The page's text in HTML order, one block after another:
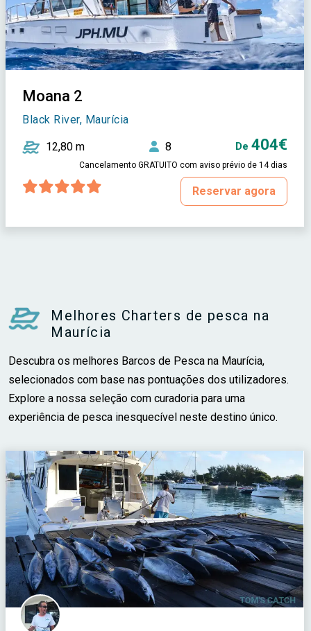
Moana 2
Black River, Maurícia
12,80 m 8 De 404€
Cancelamento GRATUITO com aviso prévio de 14 dias
Reservar agora
Melhores Charters de pesca na
Maurícia
Descubra os melhores Barcos de Pesca na Maurícia,
selecionados com base nas pontuações dos utilizadores.
Explore a nossa seleção com curadoria para uma
experiência de pesca inesquecível neste destino único.